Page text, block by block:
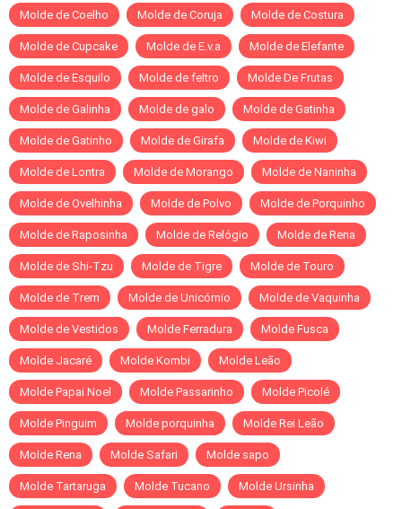
Molde de Coelho Molde de Coruja Molde de Costura
Molde de Cupcake Molde de E.v.a Molde de Elefante
Molde de Esquilo Molde de feltro Molde De Frutas
Molde de Galinha Molde de galo Molde de Gatinha
Molde de Gatinho Molde de Girafa Molde de Kiwi
Molde de Lontra Molde de Morango Molde de Naninha
Molde de Ovelhinha Molde de Polvo Molde de Porquinho
Molde de Raposinha Molde de Relógio Molde de Rena
Molde de Shi-Tzu Molde de Tigre Molde de Touro
Molde de Trem Molde de Unicórnio Molde de Vaquinha
Molde de Vestidos Molde Ferradura Molde Fusca
Molde Jacaré Molde Kombi Molde Leão
Molde Papai Noel Molde Passarinho Molde Picolé
Molde Pinguim Molde porquinha Molde Rei Leão
Molde Rena Molde Safari Molde sapo
Molde Tartaruga Molde Tucano Molde Ursinha